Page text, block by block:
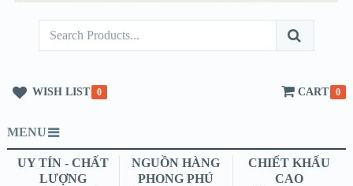
WISH LIST 0 CART 0
MENU
UY TÍN - CHẤT
LƯỢNG
NGUỒN HÀNG
PHONG PHÚ
CHIẾT KHẤU
CAO